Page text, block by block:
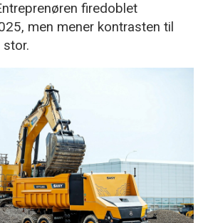
firedoblet
men mener kontrasten til